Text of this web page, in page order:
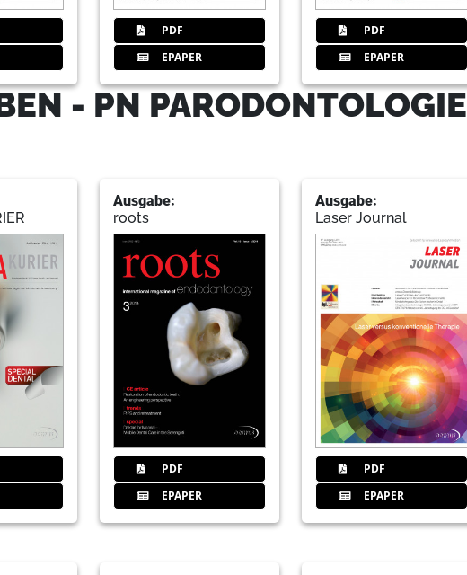
PDF
EPAPER
PDF
EPAPER
- PN PARODONTOLOGIE
Ausgabe:
roots
PDF
EPAPER
Ausgabe:
Laser Journal
PDF
EPAPER